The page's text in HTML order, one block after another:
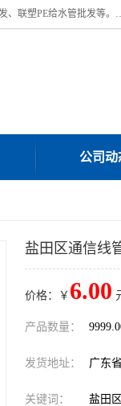
深圳市宝安区沙井街道浩丰胶管商行主营产品：联塑批发、联塑管批发、联塑总代理、联塑总经销、联塑HDPE波纹管批发、联塑PE给水管批发等。
公司动
盐田区通信线
价格：￥ 6.00
产品数量：
发货地址： 广东
关键词： 盐田